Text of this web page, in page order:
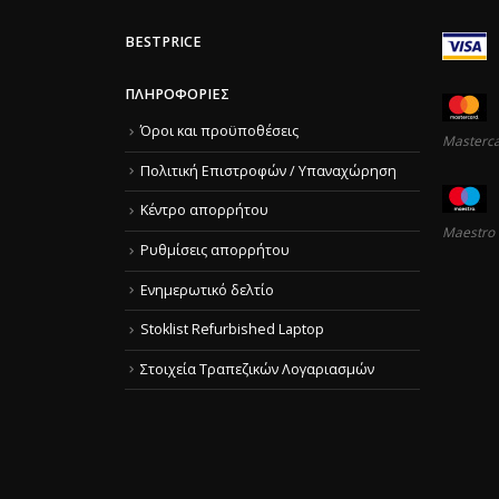
BESTPRICE
ΠΛΗΡΟΦΟΡΊΕΣ
Όροι και προϋποθέσεις
Πολιτική Επιστροφών / Υπαναχώρηση
Κέντρο απορρήτου
Ρυθμίσεις απορρήτου
Ενημερωτικό δελτίο
Stoklist Refurbished Laptop
Στοιχεία Τραπεζικών Λογαριασμών
Maestro